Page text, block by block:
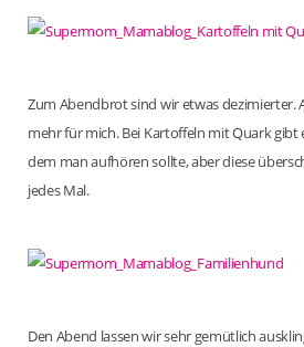
Zum Abendbrot sind wir etwas dezimierter.
mehr für mich. Bei Kartoffeln mit Quark gibt
dem man aufhören sollte, aber diese
jedes Mal.
Den Abend lassen wir sehr gemütlich